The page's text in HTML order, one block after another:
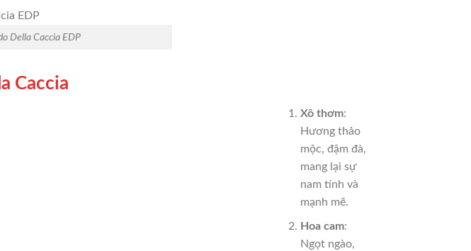
Della Caccia EDP
Caccia
Xô thơm:
Hương thảo
mộc, đậm đà,
mang lại sự
nam tính và
mạnh mẽ.
Hoa cam:
Ngọt ngào,